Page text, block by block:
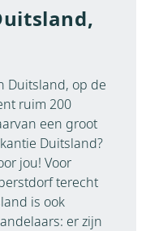
Duitsland, op de
ruim 200
een groot
Duitsland?
jou! Voor
terecht
is ook
er zijn